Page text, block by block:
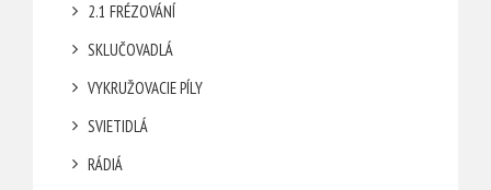
2.1 FRÉZOVÁNÍ
SKLUČOVADLÁ
VYKRUŽOVACIE PÍLY
SVIETIDLÁ
RÁDIÁ